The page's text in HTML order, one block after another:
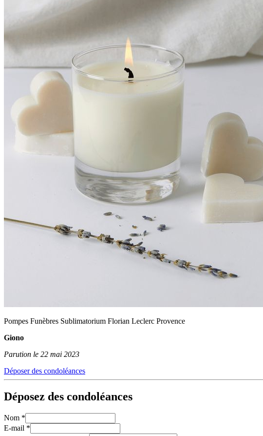
Pompes Funèbres Sublimatorium Florian Leclerc Provence
Giono
Parution le 22 mai 2023
Déposer des condoléances
Déposez des condoléances
Nom *
E-mail *